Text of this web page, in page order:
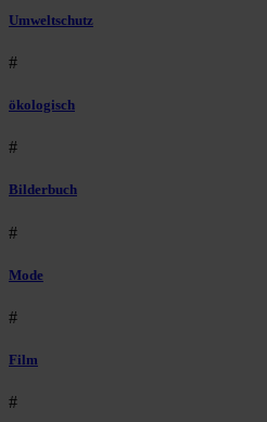
Umweltschutz
#
ökologisch
#
Bilderbuch
#
Mode
#
Film
#